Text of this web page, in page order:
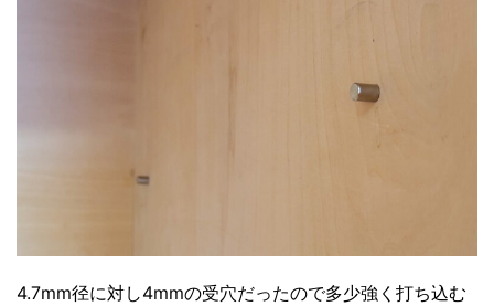
4.7mm径に対し4mmの受穴だったので多少強く打ち込む